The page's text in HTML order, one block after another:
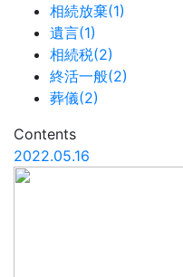
相続放棄(1)
遺言(1)
相続税(2)
終活一般(2)
葬儀(2)
Contents
2022.05.16